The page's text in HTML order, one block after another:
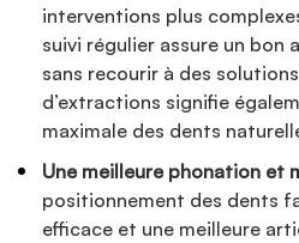
interventions plus
suivi régulier assure un bon
sans recourir à des
d’extractions signifie
maximale des dents
Une meilleure phonation et
positionnement des dents
efficace et une meilleure